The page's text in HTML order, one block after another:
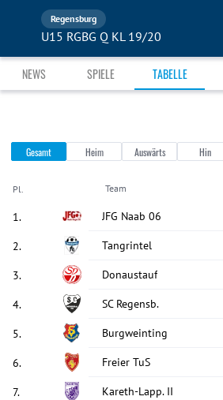
Regensburg
U15 RGBG Q KL 19/20
NEWS SPIELE TABELLE
Gesamt Heim Auswärts Hin
Pl. Team
1. JFG Naab 06
2. Tangrintel
3. Donaustauf
4. SC Regensb.
5. Burgweinting
6. Freier TuS
7. Kareth-Lapp. II